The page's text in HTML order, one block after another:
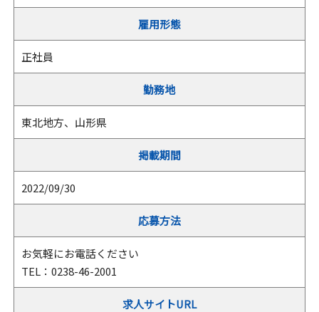
雇用形態
正社員
勤務地
東北地方、山形県
掲載期間
2022/09/30
応募方法
お気軽にお電話ください
TEL：0238-46-2001
求人サイトURL